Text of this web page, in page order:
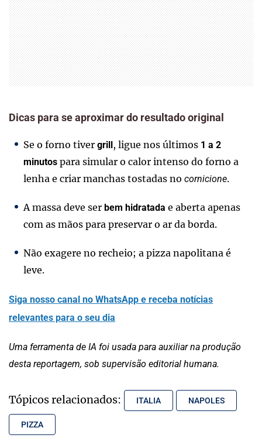
Dicas para se aproximar do resultado original
Se o forno tiver grill , ligue nos últimos 1 a 2
minutos para simular o calor intenso do forno a
lenha e criar manchas tostadas no cornicione.
A massa deve ser bem hidratada e aberta apenas
com as mãos para preservar o ar da borda.
Não exagere no recheio; a pizza napolitana é
leve.
Siga nosso canal no WhatsApp e receba notícias
relevantes para o seu dia
Uma ferramenta de IA foi usada para auxiliar na produção
desta reportagem, sob supervisão editorial humana.
Tópicos relacionados: ITALIA NAPOLES
PIZZA